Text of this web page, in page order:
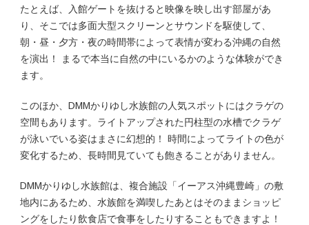
たとえば、入館ゲートを抜けると映像を映し出す部屋があ
り、そこでは多面大型スクリーンとサウンドを駆使して、
朝・昼・夕方・夜の時間帯によって表情が変わる沖縄の自然
を演出！ まるで本当に自然の中にいるかのような体験ができ
ます。
このほか、DMMかりゆし水族館の人気スポットにはクラゲの
空間もあります。ライトアップされた円柱型の水槽でクラゲ
が泳いでいる姿はまさに幻想的！ 時間によってライトの色が
変化するため、長時間見ていても飽きることがありません。
DMMかりゆし水族館は、複合施設「イーアス沖縄豊崎」の敷
地内にあるため、水族館を満喫したあとはそのままショッピ
ングをしたり飲食店で食事をしたりすることもできますよ！